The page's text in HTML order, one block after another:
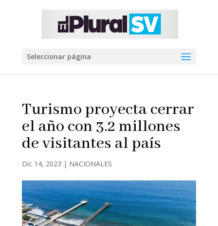
Seleccionar página
Turismo proyecta cerrar
el año con 3.2 millones
de visitantes al país
Dic 14, 2023 | NACIONALES